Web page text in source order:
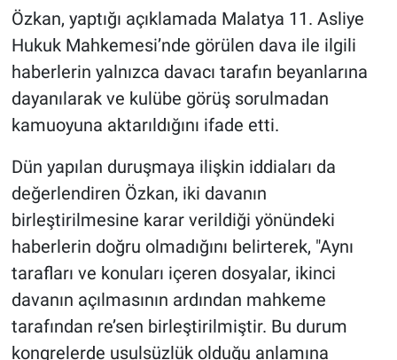
Özkan, yaptığı açıklamada Malatya 11. Asliye
Hukuk Mahkemesi’nde görülen dava ile ilgili
haberlerin yalnızca davacı tarafın beyanlarına
dayanılarak ve kulübe görüş sorulmadan
kamuoyuna aktarıldığını ifade etti.
Dün yapılan duruşmaya ilişkin iddiaları da
değerlendiren Özkan, iki davanın
birleştirilmesine karar verildiği yönündeki
haberlerin doğru olmadığını belirterek, "Aynı
tarafları ve konuları içeren dosyalar, ikinci
davanın açılmasının ardından mahkeme
tarafından re’sen birleştirilmiştir. Bu durum
kongrelerde usulsüzlük olduğu anlamına